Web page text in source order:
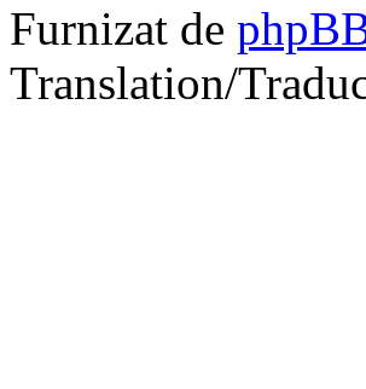
Furnizat de
Translation/